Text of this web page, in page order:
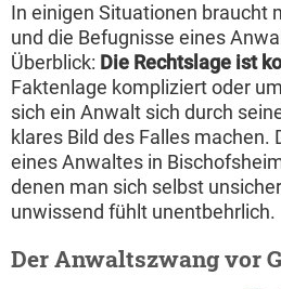
In einigen Situationen braucht
und die Befugnisse eines
Überblick: Die Rechtslage ist
Faktenlage kompliziert oder
sich ein Anwalt sich durch
klares Bild des Falles machen.
eines Anwaltes in
denen man sich selbst
unwissend fühlt unentbehrlich.
Der Anwaltszwang vor